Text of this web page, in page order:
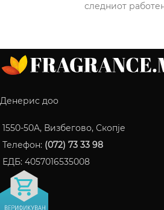
следниот
Денерис доо
1550-50A, Визбегово, Скопје
Телефон: (072) 73 33 98
ЕДБ: 4057016535008